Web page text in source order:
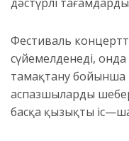
Фестиваль
сүйемелденеді,
тамақтану бойынша
аспазшылардың
басқа қызықты